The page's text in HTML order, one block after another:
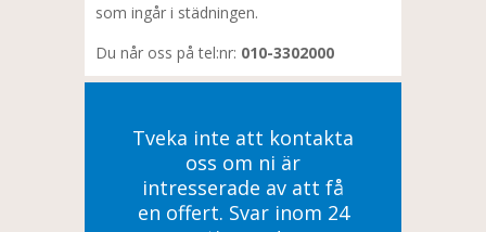
som ingår i städningen.
Du når oss på tel:nr: 010-3302000
Tveka inte att kontakta
oss om ni är
intresserade av att få
en offert. Svar inom 24